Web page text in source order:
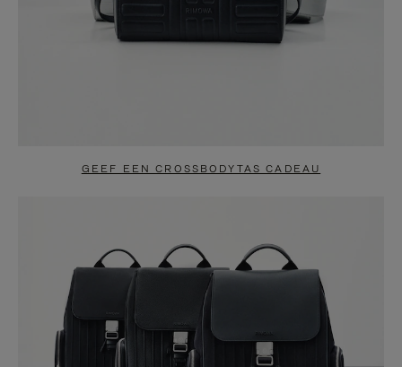
GEEF EEN CROSSBODYTAS CADEAU